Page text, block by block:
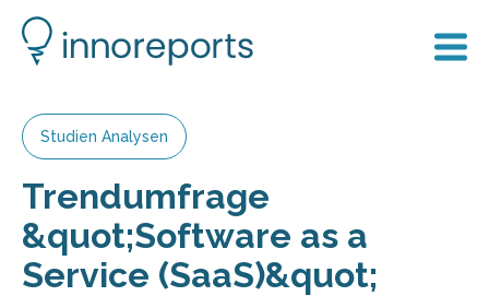
Studien Analysen
Trendumfrage
&quot;Software as a
Service (SaaS)&quot;